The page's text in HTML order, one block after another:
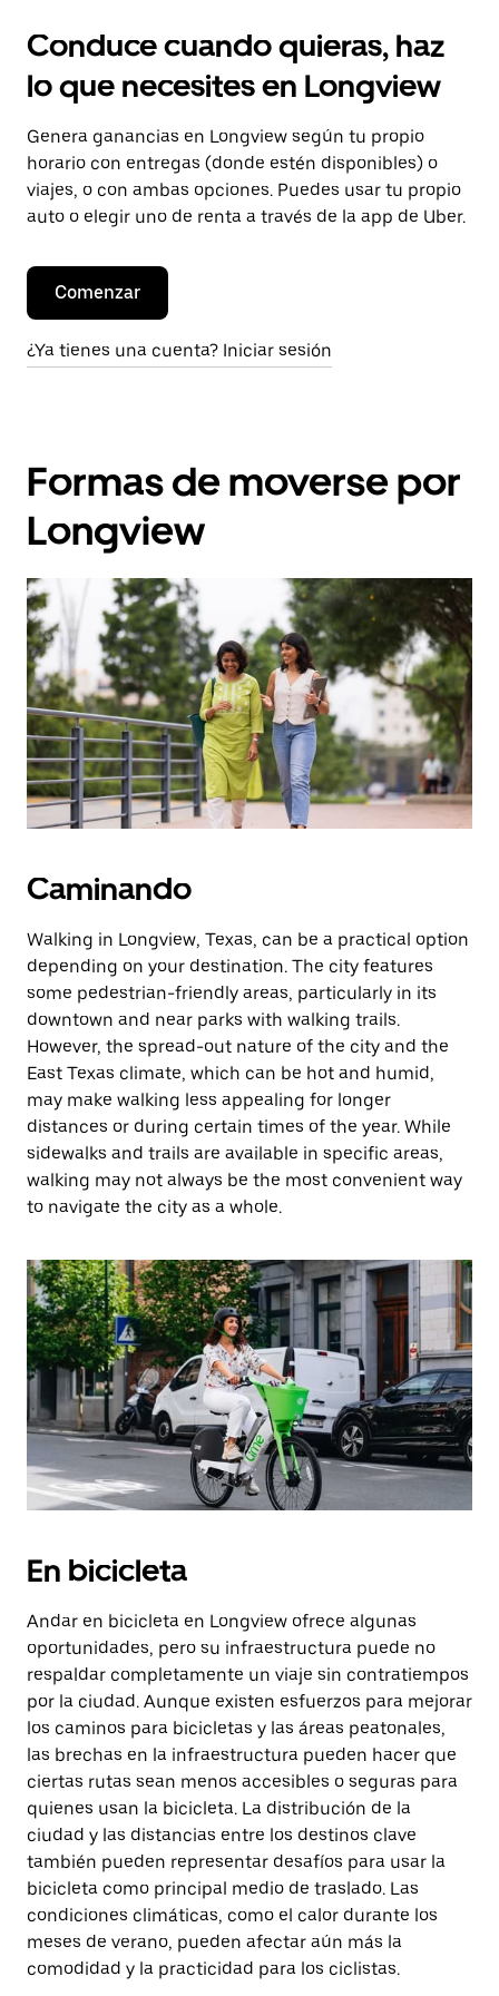
Conduce cuando quieras, haz
lo que necesites en Longview
Genera ganancias en Longview según tu propio
horario con entregas (donde estén disponibles) o
viajes, o con ambas opciones. Puedes usar tu propio
auto o elegir uno de renta a través de la app de Uber.
Comenzar
¿Ya tienes una cuenta? Iniciar sesión
Formas de moverse por
Longview
Caminando
Walking in Longview, Texas, can be a practical option
depending on your destination. The city features
some pedestrian-friendly areas, particularly in its
downtown and near parks with walking trails.
However, the spread-out nature of the city and the
East Texas climate, which can be hot and humid,
may make walking less appealing for longer
distances or during certain times of the year. While
sidewalks and trails are available in specific areas,
walking may not always be the most convenient way
to navigate the city as a whole.
En bicicleta
Andar en bicicleta en Longview ofrece algunas
oportunidades, pero su infraestructura puede no
respaldar completamente un viaje sin contratiempos
por la ciudad. Aunque existen esfuerzos para mejorar
los caminos para bicicletas y las áreas peatonales,
las brechas en la infraestructura pueden hacer que
ciertas rutas sean menos accesibles o seguras para
quienes usan la bicicleta. La distribución de la
ciudad y las distancias entre los destinos clave
también pueden representar desafíos para usar la
bicicleta como principal medio de traslado. Las
condiciones climáticas, como el calor durante los
meses de verano, pueden afectar aún más la
comodidad y la practicidad para los ciclistas.